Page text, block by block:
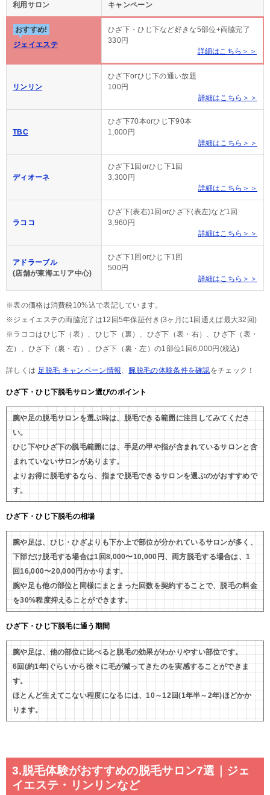
利用サロン キャンペーン
おすすめ!
ジェイエステ
ひざ下・ひじ下など好きな5部位+両脇完了
330円
詳細はこちら＞＞
リンリン
ひざ下orひじ下の通い放題
100円
詳細はこちら＞＞
TBC
ひざ下70本orひじ下90本
1,000円
詳細はこちら＞＞
ディオーネ
ひざ下1回orひじ下1回
3,300円
詳細はこちら＞＞
ラココ
ひざ下(表右)1回orひざ下(表左)など1回
3,960円
詳細はこちら＞＞
アドラーブル
(店舗が東海エリア中心)
ひざ下1回orひじ下1回
500円
詳細はこちら＞＞
※表の価格は消費税10%込で表記しています。
※ジェイエステの両脇完了は12回5年保証付き(3ヶ月に1回通えば最大32回)
※ラココはひじ下（表）、ひじ下（裏）、ひざ下（表・右）、ひざ下（表・
左）、ひざ下（裏・右）、ひざ下（裏・左）の1部位1回6,000円(税込)
詳しくは 足脱毛 キャンペーン情報、 腕脱毛の体験条件を確認をチェック！
ひざ下・ひじ下脱毛サロン選びのポイント
腕や足の脱毛サロンを選ぶ時は、脱毛できる範囲に注目してみてくださ
い。
ひじ下やひざ下の脱毛範囲には、手足の甲や指が含まれているサロンと含
まれていないサロンがあります。
よりお得に脱毛するなら、指まで脱毛できるサロンを選ぶのがおすすめで
す。
ひざ下・ひじ下脱毛の相場
腕や足は、ひじ・ひざよりも下か上で部位が分かれているサロンが多く、
下部だけ脱毛する場合は1回8,000〜10,000円、両方脱毛する場合は、1
回16,000〜20,000円かかります。
腕や足も他の部位と同様にまとまった回数を契約することで、脱毛の料金
を30%程度抑えることができます。
ひざ下・ひじ下脱毛に通う期間
腕や足は、他の部位に比べると脱毛の効果がわかりやすい部位です。
6回(約1年)ぐらいから徐々に毛が減ってきたのを実感することができま
す。
ほとんど生えてこない程度になるには、10～12回(1年半～2年)ほどかか
ります。
3.脱毛体験がおすすめの脱毛サロン7選｜ジェ
イエステ・リンリンなど